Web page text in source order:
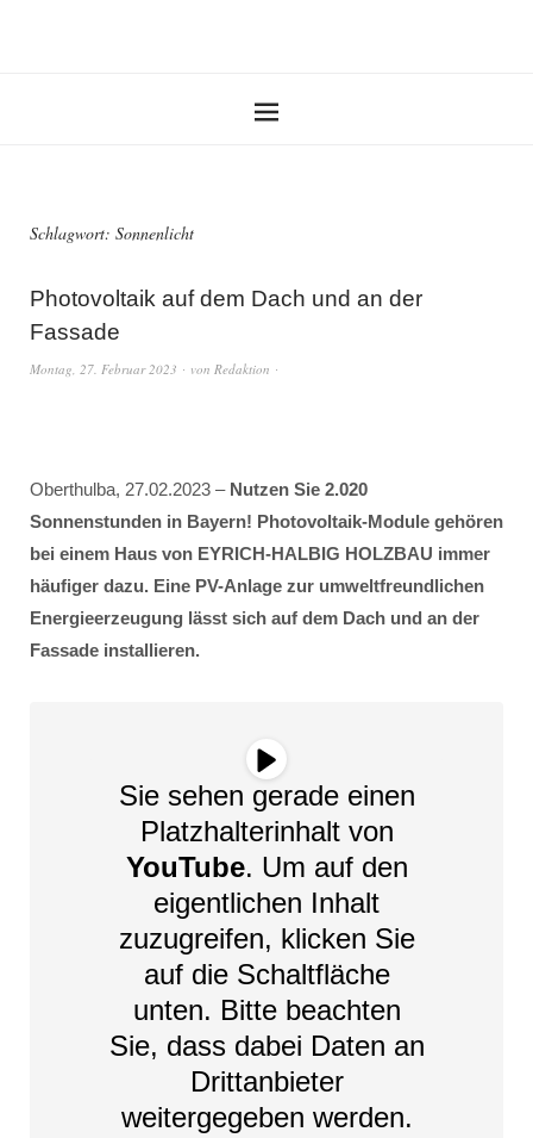
Schlagwort: Sonnenlicht
Photovoltaik auf dem Dach und an der
Fassade
Montag, 27. Februar 2023 von Redaktion
Oberthulba, 27.02.2023 – Nutzen Sie 2.020
Sonnenstunden in Bayern! Photovoltaik-Module gehören
bei einem Haus von EYRICH-HALBIG HOLZBAU immer
häufiger dazu. Eine PV-Anlage zur umweltfreundlichen
Energieerzeugung lässt sich auf dem Dach und an der
Fassade installieren.
Sie sehen gerade einen
Platzhalterinhalt von
YouTube. Um auf den
eigentlichen Inhalt
zuzugreifen, klicken Sie
auf die Schaltfläche
unten. Bitte beachten
Sie, dass dabei Daten an
Drittanbieter
weitergegeben werden.